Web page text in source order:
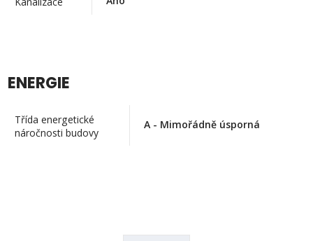
ENERGIE
Třída energetické
náročnosti budovy
A - Mimořádně úsporná